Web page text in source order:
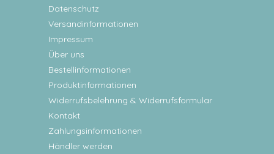
Datenschutz
Versandinformationen
Impressum
Über uns
Bestellinformationen
Produktinformationen
Widerrufsbelehrung & Widerrufsformular
Kontakt
Zahlungsinformationen
Händler werden